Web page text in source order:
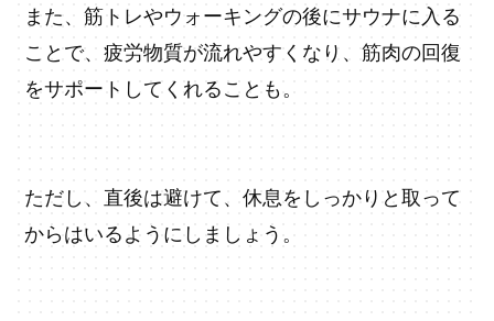
また、筋トレやウォーキングの後にサウナに入る
ことで、疲労物質が流れやすくなり、筋肉の回復
をサポートしてくれることも。
ただし、直後は避けて、休息をしっかりと取って
からはいるようにしましょう。